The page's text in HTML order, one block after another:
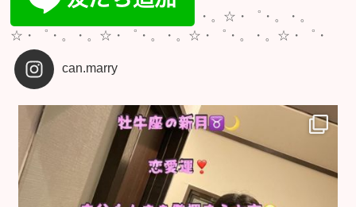
・。☆・゜・。・。
☆・゜・。・。☆・゜・。・。☆・゜・。・。☆・゜・
can.marry